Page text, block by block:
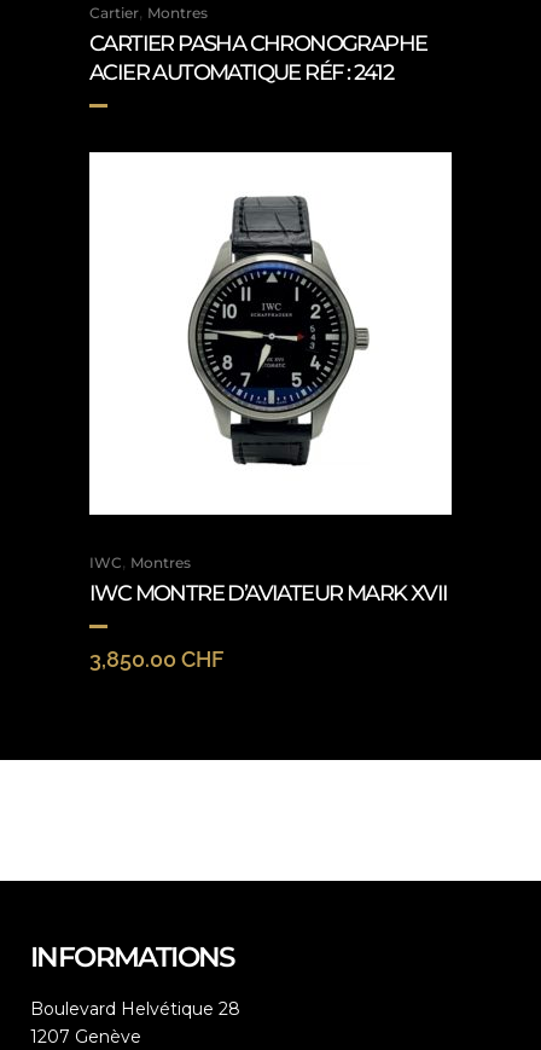
Cartier, Montres
CARTIER PASHA CHRONOGRAPHE
ACIER AUTOMATIQUE RÉF : 2412
IWC, Montres
IWC MONTRE D’AVIATEUR MARK XVII
3,850.00 CHF
INFORMATIONS
Boulevard Helvétique 28
1207 Genève